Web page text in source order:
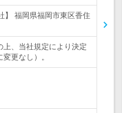
】 福岡県福岡市東区香住
、当社規定により決定
更なし）。